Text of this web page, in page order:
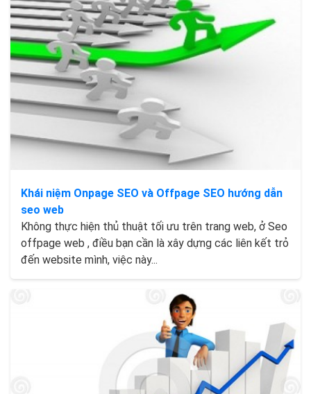
Khái niệm Onpage SEO và Offpage SEO hướng dẫn
seo web
Không thực hiện thủ thuật tối ưu trên trang web, ở Seo
offpage web , điều bạn cần là xây dựng các liên kết trỏ
đến website mình, việc này...